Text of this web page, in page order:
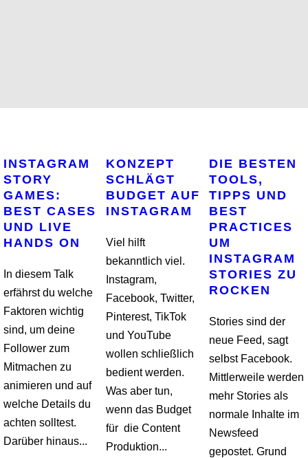
INSTAGRAM
STORY
GAMES:
BEST CASES
UND LIVE
HANDS ON
In diesem Talk
erfährst du welche
Faktoren wichtig
sind, um deine
Follower zum
Mitmachen zu
animieren und auf
welche Details du
achten solltest.
Darüber hinaus...
KONZEPT
SCHLÄGT
BUDGET AUF
INSTAGRAM
Viel hilft
bekanntlich viel.
Instagram,
Facebook, Twitter,
Pinterest, TikTok
und YouTube
wollen schließlich
bedient werden.
Was aber tun,
wenn das Budget
für die Content
Produktion...
DIE BESTEN
TOOLS,
TIPPS UND
BEST
PRACTICES
UM
INSTAGRAM
STORIES ZU
ROCKEN
Stories sind der
neue Feed, sagt
selbst Facebook.
Mittlerweile werden
mehr Stories als
normale Inhalte im
Newsfeed
gepostet. Grund